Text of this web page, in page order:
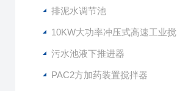
排泥水调节池
10KW大功率冲压式高速工业搅拌设备
污水池液下推进器
PAC2方加药装置搅拌器